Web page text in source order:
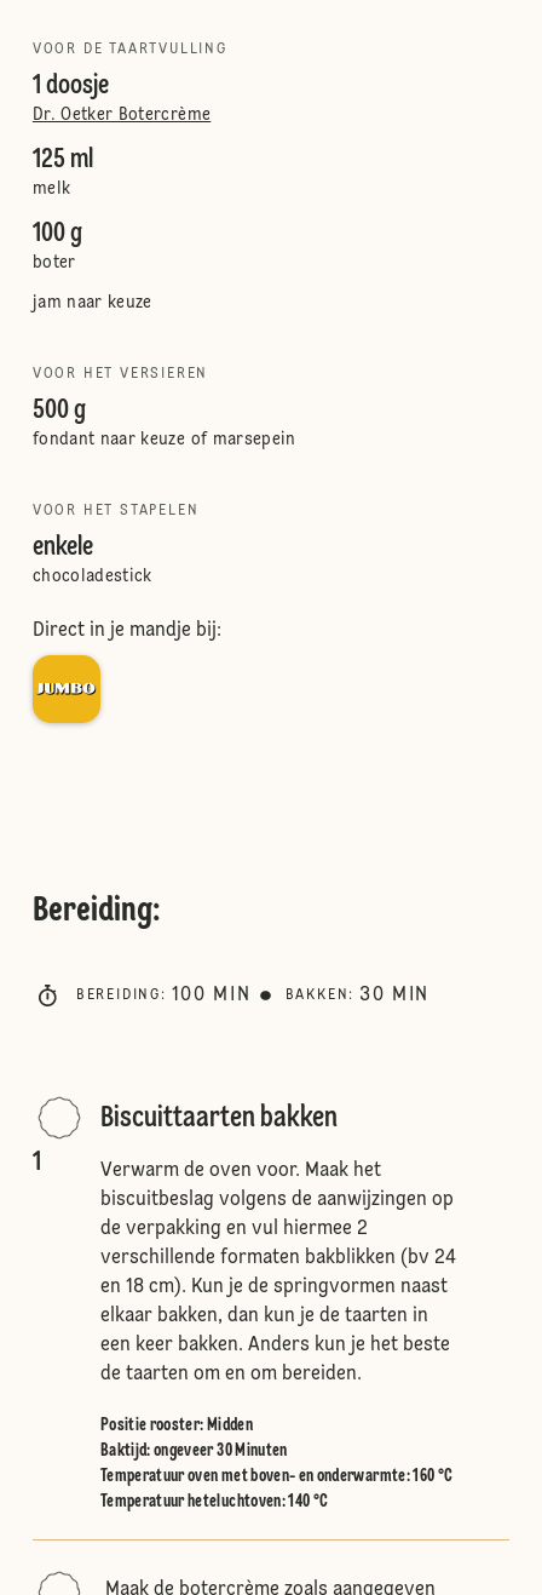
VOOR DE TAARTVULLING
1 doosje
Dr. Oetker Botercrème
125 ml
melk
100 g
boter
jam naar keuze
VOOR HET VERSIEREN
500 g
fondant naar keuze of marsepein
VOOR HET STAPELEN
enkele
chocoladestick
Direct in je mandje bij:
Bereiding:
BEREIDING : 100 MIN BAKKEN : 30 MIN
1
Biscuittaarten bakken
Verwarm de oven voor. Maak het
biscuitbeslag volgens de aanwijzingen op
de verpakking en vul hiermee 2
verschillende formaten bakblikken (bv 24
en 18 cm). Kun je de springvormen naast
elkaar bakken, dan kun je de taarten in
een keer bakken. Anders kun je het beste
de taarten om en om bereiden.
Positie rooster: Midden
Baktijd: ongeveer 30 Minuten
Temperatuur oven met boven- en onderwarmte:160 °C
Temperatuur heteluchtoven:140 °C
Maak de botercrème zoals aangegeven